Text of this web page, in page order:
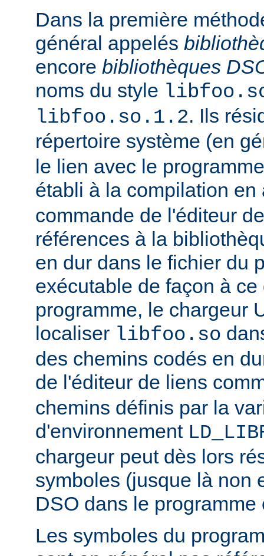
Dans la première
général appelés
encore bibliothèques
noms du style
libfoo.so.1.2. Ils
répertoire système (en
le lien avec le
établi à la compilation
commande de l'éditeur
références à la
en dur dans le fichier du
exécutable de façon à
programme, le chargeur
localiser libfoo.so
des chemins codés en
de l'éditeur de liens
chemins définis par la
d'environnement
chargeur peut dès lors
symboles (jusque là non
DSO dans le programme
Les symboles du